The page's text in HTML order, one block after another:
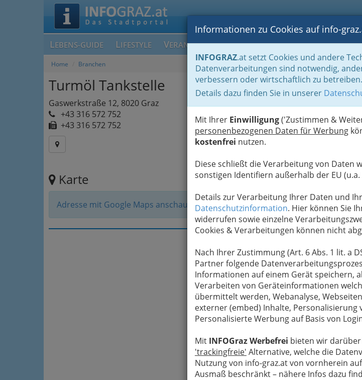
LEBENS-GUIDE LIFESTYLE VERANSTALTUNGEN BLOGS FOTOS G
Informationen zu Cookies auf info-
INFOGRAZ.at setzt Cookies und andere
Datenverarbeitungen sind notwendig,
verbessern oder wirtschaftlich zu betreiben.
Details dazu finden Sie in unserer
Mit Ihrer Einwilligung('Zustimmen &
personenbezogenen Daten für Werbung
kostenfrei nutzen.
Diese schließt die Verarbeitung von Daten
sonstigen Identifiern außerhalb der EU (u.a.
Details zur Verarbeitung Ihrer Daten und
Datenschutzinformation. Hier können Sie
widerrufen sowie einzelne
Cookies & Verarbeitungen können nicht
Nach Ihrer Zustimmung (Art. 6 Abs. 1 lit. a
Partner folgende
Informationen auf einem Gerät speichern,
Verarbeiten von Geräteinformationen
übermittelt werden, Webanalyse,
externer (embed) Inhalte, Personalisierung
Personalisierte Werbung auf Basis von
Mit INFOGraz Werbefrei bieten wir
'trackingfreie' Alternative, welche die
Nutzung von info-graz.at von vornherein
Ausmaß beschränkt – nähere Infos dazu
Home Branchen
Turmöl Tankstelle
Gaswerkstraße 12, 8020 Graz
+43 316 572 752
+43 316 572 752
Karte
Adresse mit Google Maps anschauen